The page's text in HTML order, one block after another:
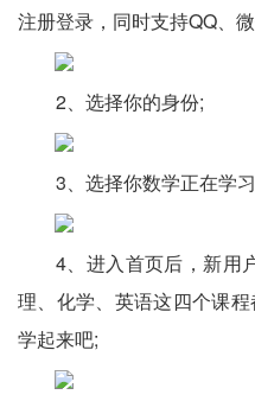
注册登录，同时支持QQ、微
2、选择你的身份;
3、选择你数学正在学
4、进入首页后，新用
理、化学、英语这四个课
学起来吧;